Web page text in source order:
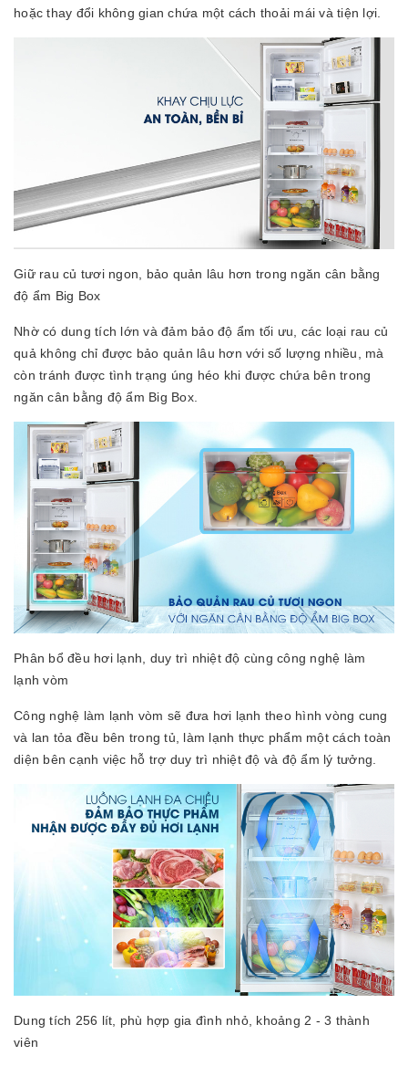
hoặc thay đổi không gian chứa một cách thoải mái và tiện lợi.
Giữ rau củ tươi ngon, bảo quản lâu hơn trong ngăn cân bằng
độ ẩm Big Box
Nhờ có dung tích lớn và đảm bảo độ ẩm tối ưu, các loại rau củ
quả không chỉ được bảo quản lâu hơn với số lượng nhiều, mà
còn tránh được tình trạng úng héo khi được chứa bên trong
ngăn cân bằng độ ẩm Big Box.
Phân bổ đều hơi lạnh, duy trì nhiệt độ cùng công nghệ làm
lạnh vòm
Công nghệ làm lạnh vòm sẽ đưa hơi lạnh theo hình vòng cung
và lan tỏa đều bên trong tủ, làm lạnh thực phẩm một cách toàn
diện bên cạnh việc hỗ trợ duy trì nhiệt độ và độ ẩm lý tưởng.
Dung tích 256 lít, phù hợp gia đình nhỏ, khoảng 2 - 3 thành
viên